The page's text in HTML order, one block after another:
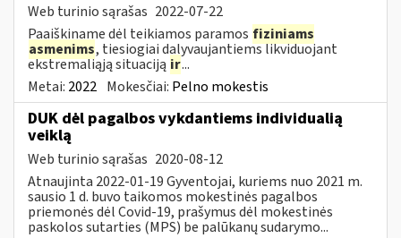
Web turinio sąrašas 2022-07-22
Paaiškiname dėl teikiamos paramos fiziniams
asmenims, tiesiogiai dalyvaujantiems likviduojant
ekstremaliąją situaciją ir...
Metai: 2022 Mokesčiai: Pelno mokestis
DUK dėl pagalbos vykdantiems individualią
veiklą
Web turinio sąrašas 2020-08-12
Atnaujinta 2022-01-19 Gyventojai, kuriems nuo 2021 m.
sausio 1 d. buvo taikomos mokestinės pagalbos
priemonės dėl Covid-19, prašymus dėl mokestinės
paskolos sutarties (MPS) be palūkanų sudarymo...